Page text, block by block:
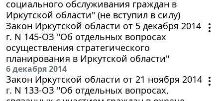
социального обслуживания граждан в
Иркутской области" (не вступил в силу)
Закон Иркутской области от 5 декабря 2014
г. N 145-ОЗ "Об отдельных вопросах
осуществления стратегического
планирования в Иркутской области"
6 декабря 2014
Закон Иркутской области от 21 ноября 2014
г. N 133-ОЗ "Об отдельных вопросах,